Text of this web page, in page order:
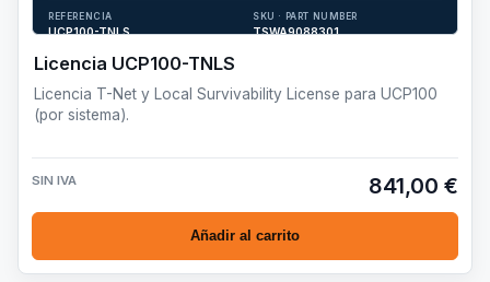
sistema).
REFERENCIA
UCP100-TNLS
SKU · PART NUMBER
TSWA9088301
Licencia UCP100-TNLS
Licencia T-Net y Local Survivability License para UCP100
(por sistema).
SIN IVA 841,00 €
Añadir al carrito